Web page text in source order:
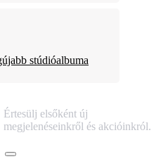
stúdióalbuma
Értesülj elsőként új
megjelenéseinkről és akcióinkról.